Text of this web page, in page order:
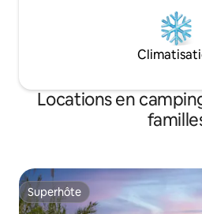
Locations en
Superhôte
Superhôte